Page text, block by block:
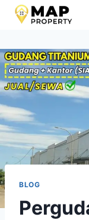
Skip
BLOG